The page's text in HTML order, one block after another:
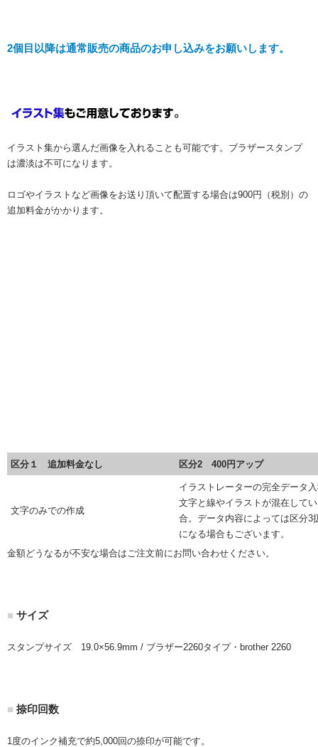
2個目以降は通常販売の商品のお申し込みをお願いします。
イラスト集から選んだ画像を入れることも可能です。ブラザースタンプ
は濃淡は不可になります。
ロゴやイラストなど画像をお送り頂いて配置する場合は900円（税別）の
追加料金がかかります。
区分１ 追加料金なし 区分2 400円アップ
文字のみでの作成
イラストレーターの完全データ
文字と線やイラストが混在して
合。データ内容によっては区分3
になる場合もございます。
金額どうなるが不安な場合はご注文前にお問い合わせください。
■ サイズ
スタンプサイズ 19.0×56.9mm / ブラザー2260タイプ・brother 2260
■ 捺印回数
1度のインク補充で約5,000回の捺印が可能です。